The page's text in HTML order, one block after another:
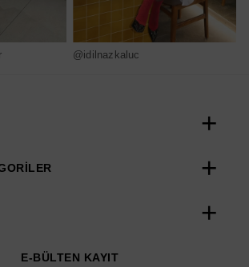
@idilnazkaluc
E-BÜLTEN KAYIT